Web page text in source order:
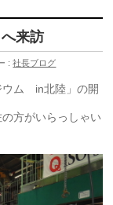
来訪
:社長ブログ
ウム in北陸」の開
方がいらっしゃい